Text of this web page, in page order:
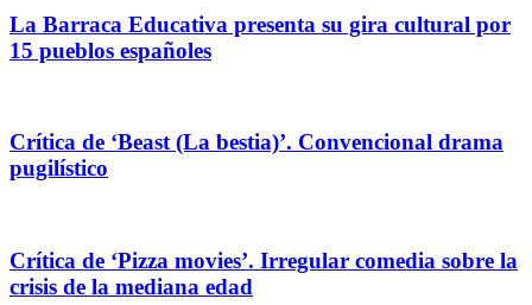
La Barraca Educativa presenta su gira cultural por
15 pueblos españoles
Crítica de ‘Beast (La bestia)’. Convencional drama
pugilístico
Crítica de ‘Pizza movies’. Irregular comedia sobre la
crisis de la mediana edad